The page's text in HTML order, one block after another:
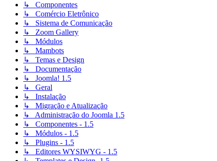
↳ Componentes
↳ Comércio Eletrônico
↳ Sistema de Comunicação
↳ Zoom Gallery
↳ Módulos
↳ Mambots
↳ Temas e Design
↳ Documentação
↳ Joomla! 1.5
↳ Geral
↳ Instalação
↳ Migração e Atualização
↳ Administração do Joomla 1.5
↳ Componentes - 1.5
↳ Módulos - 1.5
↳ Plugins - 1.5
↳ Editores WYSIWYG - 1.5